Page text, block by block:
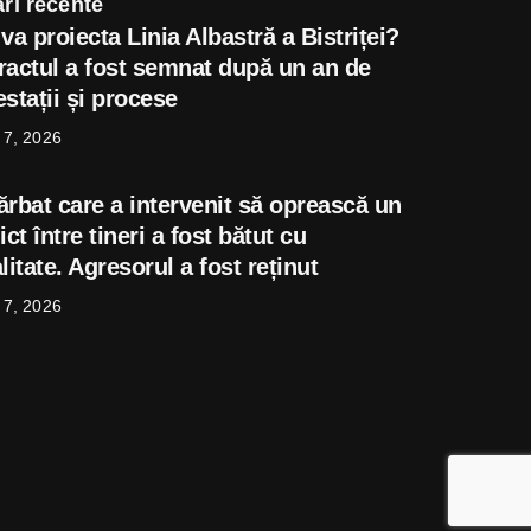
recente
proiecta Linia Albastră a Bistriței?
a fost semnat după un an de
și procese
2026
care a intervenit să oprească un
între tineri a fost bătut cu
Agresorul a fost reținut
2026